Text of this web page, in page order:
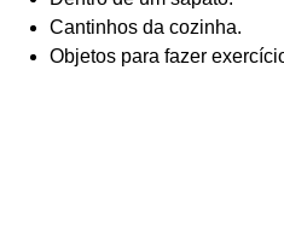
Cantinhos da cozinha.
Objetos para fazer